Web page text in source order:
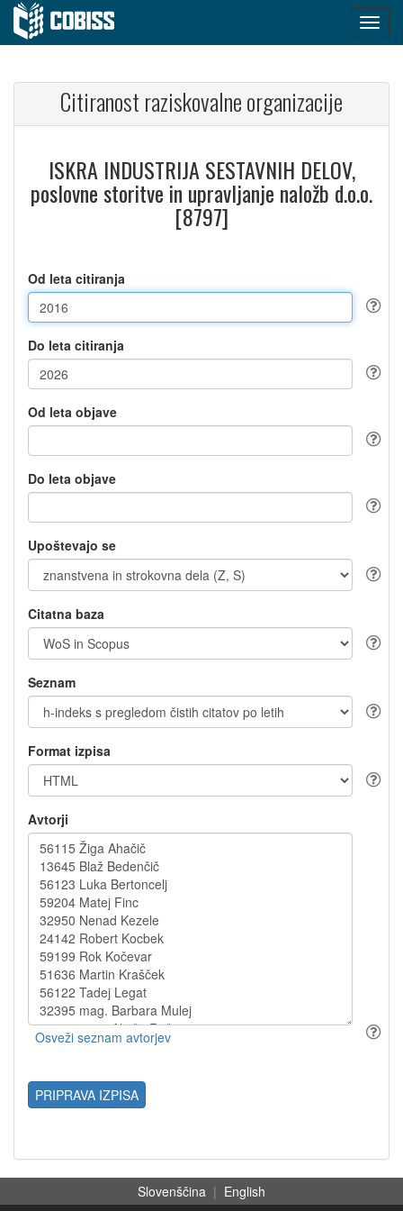
Citiranost raziskovalne organizacije
ISKRA INDUSTRIJA SESTAVNIH DELOV,
poslovne storitve in upravljanje naložb d.o.o.
[8797]
Od leta citiranja
Do leta citiranja
Od leta objave
Do leta objave
Upoštevajo se
Citatna baza
Seznam
Format izpisa
Avtorji
PRIPRAVA IZPISA
Slovenščina | English